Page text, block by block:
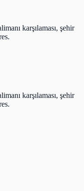
karşılaması, şehir
karşılaması, şehir